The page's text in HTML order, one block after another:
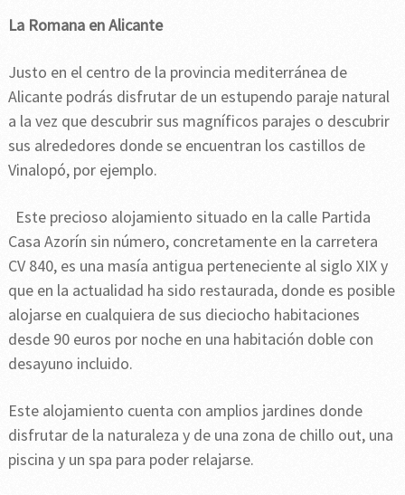
La Romana en Alicante
Justo en el centro de la provincia mediterránea de
Alicante podrás disfrutar de un estupendo paraje natural
a la vez que descubrir sus magníficos parajes o descubrir
sus alrededores donde se encuentran los castillos de
Vinalopó, por ejemplo.
Este precioso alojamiento situado en la calle Partida
Casa Azorín sin número, concretamente en la carretera
CV 840, es una masía antigua perteneciente al siglo XIX y
que en la actualidad ha sido restaurada, donde es posible
alojarse en cualquiera de sus dieciocho habitaciones
desde 90 euros por noche en una habitación doble con
desayuno incluido.
Este alojamiento cuenta con amplios jardines donde
disfrutar de la naturaleza y de una zona de chillo out, una
piscina y un spa para poder relajarse.